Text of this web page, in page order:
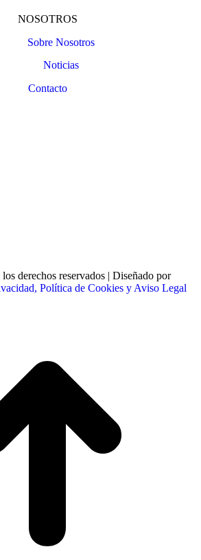
NOSOTROS
Sobre Nosotros
Noticias
Contacto
derechos reservados | Diseñado por
Política de Cookies y Aviso Legal